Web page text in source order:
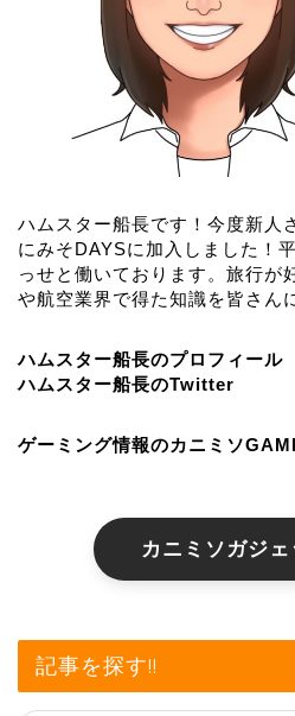
ハムスター船長です！今度新人
にみそDAYSに加入しました！
っせと働いております。旅行が
や航空業界で得た知識を皆さん
ハムスター船長のプロフィール
ハムスター船長のTwitter
ゲーミング情報のカニミソ
カニミソガジ
記事を探す!!